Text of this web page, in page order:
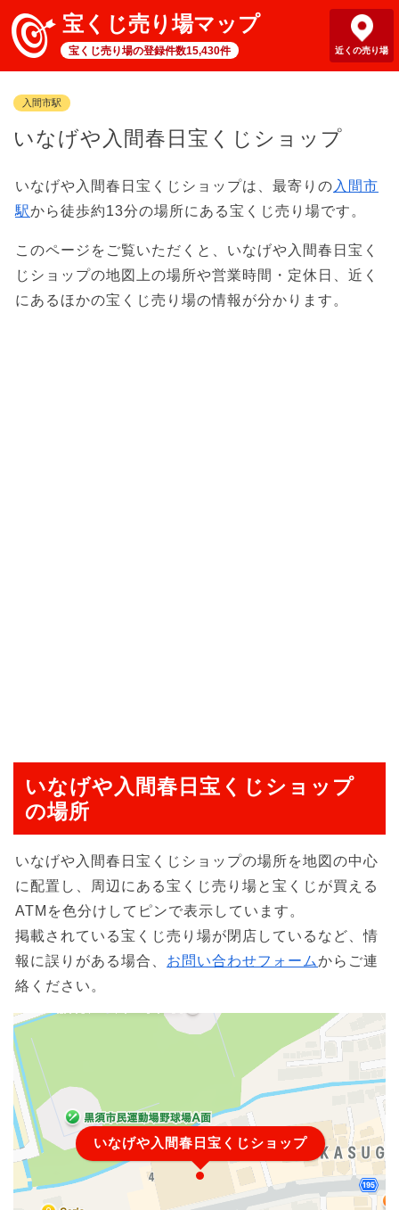
宝くじ売り場マップ
宝くじ売り場の登録件数15,430件 近くの売り場
入間市駅
いなげや入間春日宝くじショップ
いなげや入間春日宝くじショップは、最寄りの 入間市
駅から徒歩約13分の場所にある宝くじ売り場です。
このページをご覧いただくと、いなげや入間春日宝く
じショップの地図上の場所や営業時間・定休日、近く
にあるほかの宝くじ売り場の情報が分かります。
いなげや入間春日宝くじショップ
の場所
いなげや入間春日宝くじショップの場所を地図の中心
に配置し、周辺にある宝くじ売り場と宝くじが買える
ATMを色分けしてピンで表示しています。
掲載されている宝くじ売り場が閉店しているなど、情
報に誤りがある場合、 お問い合わせフォームからご連
絡ください。
いなげや入間春日宝くじショップ